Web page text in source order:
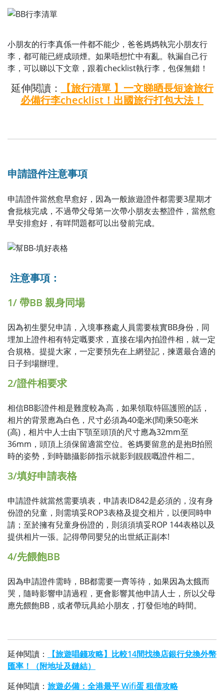
小朋友的行李真係一件都不能少，爸爸媽媽執完小朋友行
李，都可能已經成頭煙。如果唔想忙中有亂。執漏自己行
李，可以睇以下文章，跟着checklist執行李，包保無錯！
延伸閱讀：
【旅行清單 】一文睇晒長短途旅行
必備行李checklist！出國旅行打包大法！
申請證件注意事項
申請證件當然愈早愈好，因為一般旅遊證件都需要3星期才
會批核完成，不過帶父母第一次帶小朋友去整證件，當然愈
早安排愈好，有咩問題都可以出發前完成。
注意事項：
1/ 帶BB 親身同場
因為初生嬰兒申請，入境事務處人員需要核實BB身份，同
埋加上證件相有特定嘅要求，直接在場內拍證件相，就一定
合規格。提提大家，一定要預先在上網登記，揀選最合適的
日子到場辦理。
2/證件相要求
相信BB影證件相是難度較為高，如果領取特區護照的話，
相片的背景應為白色，尺寸必須為40毫米(闊)乘50亳米
(高)，相片中人士由下顎至頭頂的尺寸應為32mm至
36mm，頭頂上須保留適當空位。爸媽要留意的是抱B拍照
時的姿勢，到時聽攝影師指示就影到靚靚嘅證件相二。
3/填好申請表格
申請證件就當然需要填表，申請表ID842是必須的，沒有身
份證的兒童，則需填妥ROP3表格及提交相片，以便同時申
請；至於擁有兒童身份證的，則須須填妥ROP 144表格以及
提供相片一張。記得帶同嬰兒的出世紙正副本!
4/先餵飽BB
因為申請證件需時，BB都需要一齊等待，如果因為太餓而
哭，隨時影響申請過程，更會影響其他申請人士，所以父母
應先餵飽BB，或者帶玩具給小朋友，打發佢地的時間。
延伸閱讀：
【旅遊唱錢攻略】比較14間找換店銀行兌換外幣
匯率！（附地址及鏈結）
延伸閱讀： 旅遊必備：全港最平 Wifi蛋 租借攻略